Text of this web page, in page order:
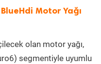
Motor Yağı
olan motor yağı,
segmentiyle uyumlu